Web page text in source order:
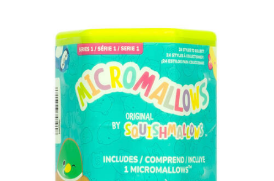
拼砌組合及樂高LEGO
玩具車,貨車,火車及遙控系列
手工藝,文具,蠟筆,泥膠,畫板
娃娃, 芭比,收藏公仔
電子玩具
52TOYS
Fuggler
Miniso名創優品
playpop
LEGO樂高